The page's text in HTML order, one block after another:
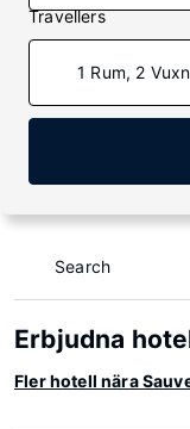
Travellers
1 Rum, 2
Search
Erbjudna
Fler hotell nära